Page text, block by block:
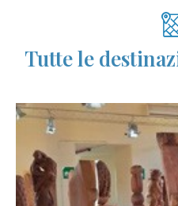
Tutte le